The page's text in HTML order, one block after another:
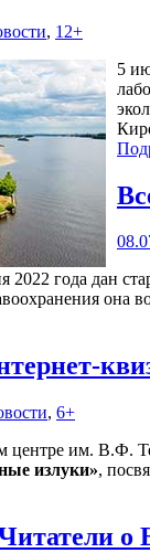
, 12+
5
2022 года дан
она
, 6+
им. В.Ф.
излуки»,
о